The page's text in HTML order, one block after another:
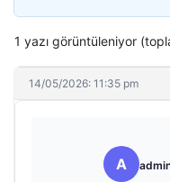
1 yazı görüntüleniyor
14/05/2026: 11:35 pm
A